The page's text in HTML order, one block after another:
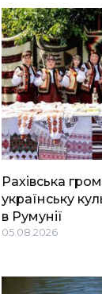
Рахівська
українську
в Румунії
05.08.2026